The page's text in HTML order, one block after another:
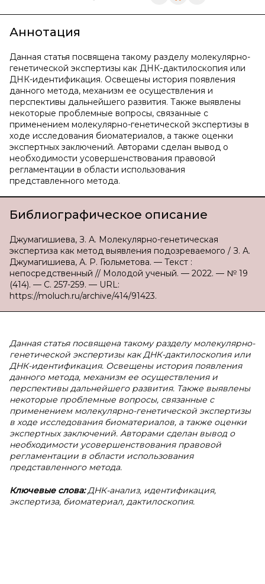
Аннотация
Данная статья посвящена такому разделу молекулярно-
генетической экспертизы как ДНК-дактилоскопия или
ДНК-идентификация. Освещены история появления
данного метода, механизм ее осуществления и
перспективы дальнейшего развития. Также выявлены
некоторые проблемные вопросы, связанные с
применением молекулярно-генетической экспертизы в
ходе исследования биоматериалов, а также оценки
экспертных заключений. Авторами сделан вывод о
необходимости усовершенствования правовой
регламентации в области использования
представленного метода.
Библиографическое описание
Джумагишиева, З. А. Молекулярно-генетическая
экспертиза как метод выявления подозреваемого / З. А.
Джумагишиева, А. Р. Гюльметова. — Текст :
непосредственный // Молодой ученый. — 2022. — № 19
(414). — С. 257-259. — URL:
https://moluch.ru/archive/414/91423.
Данная статья посвящена такому разделу молекулярно-
генетической экспертизы как ДНК-дактилоскопия или
ДНК-идентификация. Освещены история появления
данного метода, механизм ее осуществления и
перспективы дальнейшего развития. Также выявлены
некоторые проблемные вопросы, связанные с
применением молекулярно-генетической экспертизы
в ходе исследования биоматериалов, а также оценки
экспертных заключений. Авторами сделан вывод о
необходимости усовершенствования правовой
регламентации в области использования
представленного метода.
Ключевые слова:ДНК-анализ, идентификация,
экспертиза, биоматериал, дактилоскопия.